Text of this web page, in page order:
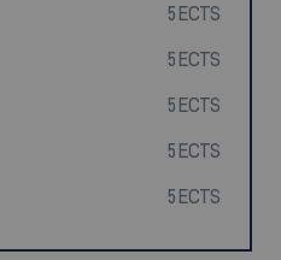
5 ECTS
5 ECTS
5 ECTS
5 ECTS
5 ECTS